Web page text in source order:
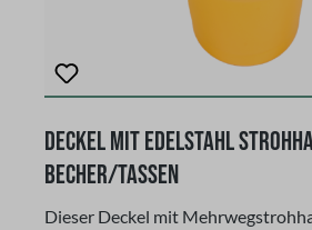
Deckel mit Edelstahl
Becher/Tassen
Dieser Deckel mit